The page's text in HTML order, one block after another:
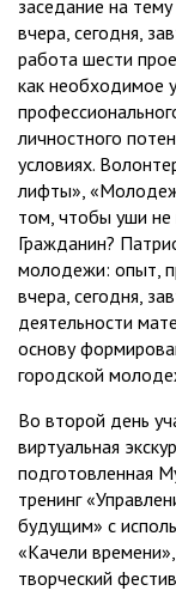
заседание на
вчера, сегодня,
работа шести
как необходимое
личностного
условиях.
лифты»,
том, чтобы уши не
Гражданин?
молодежи: опыт,
вчера, сегодня,
деятельности
основу
городской
Во второй день
виртуальная
подготовленная
тренинг
будущим» с
«Качели
творческий